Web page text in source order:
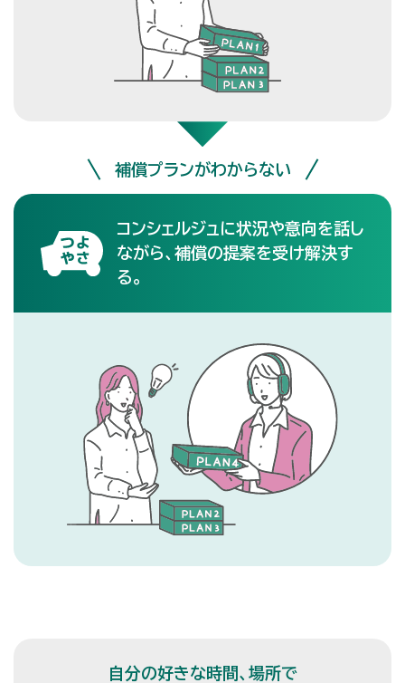
補償プランがわからない
コンシェルジュに状況や意向を話し
ながら、補償の提案を受け解決す
る。
自分の好きな時間、場所で